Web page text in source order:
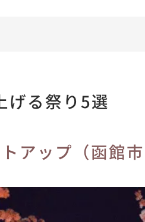
げる祭り5選
アップ（函館市